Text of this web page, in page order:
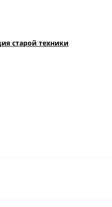
старой техники